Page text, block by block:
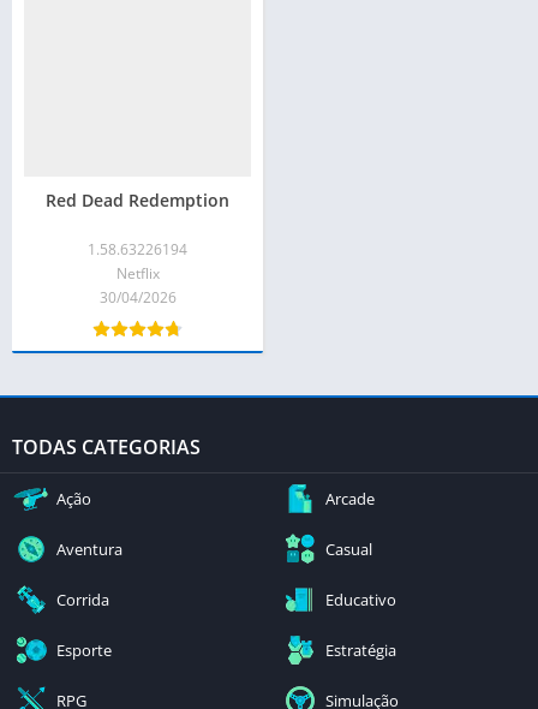
Red Dead Redemption
1.58.63226194
Netflix
30/04/2026
TODAS CATEGORIAS
Ação Arcade
Aventura Casual
Corrida Educativo
Esporte Estratégia
RPG Simulação